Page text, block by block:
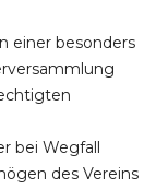
einer besonders
bei Wegfall
des Vereins